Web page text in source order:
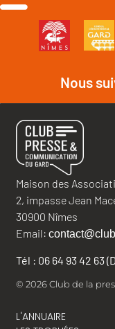
Nous
Maison des
2, impasse Jean
30900 Nîmes
Email:
Tél : 06 64 93 42 63
© 2026 Club de la
L'ANNUAIRE